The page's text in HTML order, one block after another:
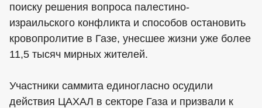
поиску решения вопроса палестино-
израильского конфликта и способов остановить
кровопролитие в Газе, унесшее жизни уже более
11,5 тысяч мирных жителей.
Участники саммита единогласно осудили
действия ЦАХАЛ в секторе Газа и призвали к